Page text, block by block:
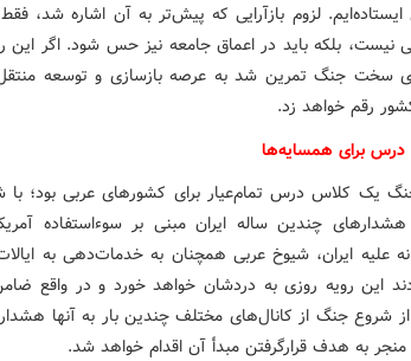
لزوم بازآرایی که پیش‌تر به آن اشاره شد،
نیست، بلکه باید در اعماق جامعه نیز حس شود. اگر
سخت جنگ تمرین شد به عرصه بازسازی و توسعه
رقم خواهد زد.
برای همسایه‌ها
یک کلاس درس تمام‌عیار برای کشورهای عربی بود؛ با
چندین ساله ایران مبنی بر سوءاستفاده
علیه ایران، شیوخ عربی همچنان به خدمات‌دهی به
این رویه روزی به دردشان خواهد خورد و در واقع
شروع جنگ از کانال‌های مختلف چندین بار به آنها هشدار
منجر به هدف قرارگرفتن مبدأ آن اقدام خواهد شد.